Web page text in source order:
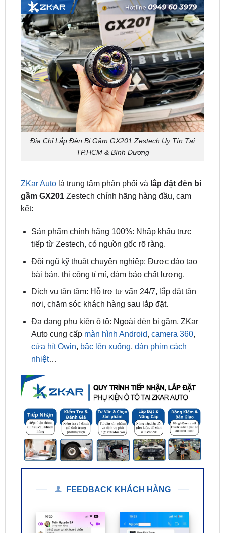
Địa Chỉ Lắp Đèn Bi Gầm GX201 Zestech Uy Tín Tại
TP.HCM & Bình Dương
là trung tâm phân phối và
kết:
Sản phẩm chính hãng 100%: Nhập khẩu trực
Đội ngũ kỹ thuật chuyên nghiệp: Được đào tạo
bài bản, thi công tỉ mỉ, đảm bảo chất lượng.
Dịch vụ tận tâm: Hỗ trợ tư vấn 24/7, lắp đặt tận
nơi, chăm sóc khách hàng sau lắp đặt.
Đa dạng phụ kiện ô tô: Ngoài đèn bi gầm, ZKar
Auto cung cấpmàn hình Android,camera 360
cửa hít Owin,bậc lên xuống,dán phim cách
nhiệt …
FEEDBACK KHÁCH HÀNG